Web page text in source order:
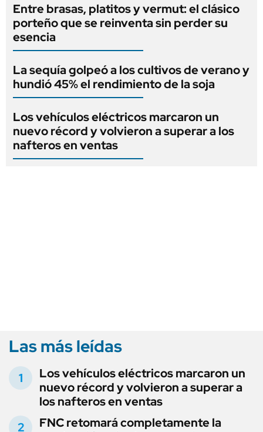
Entre brasas, platitos y vermut: el clásico
porteño que se reinventa sin perder su
esencia
La sequía golpeó a los cultivos de verano y
hundió 45% el rendimiento de la soja
Los vehículos eléctricos marcaron un
nuevo récord y volvieron a superar a los
nafteros en ventas
Las más leídas
Los vehículos eléctricos marcaron un
nuevo récord y volvieron a superar a
los nafteros en ventas
FNC retomará completamente la